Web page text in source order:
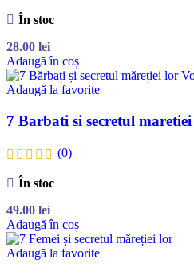
În stoc
28.00 lei
Adaugă în coș
Adaugă la favorite
7 Barbati si secretul
(0)
În stoc
49.00 lei
Adaugă în coș
Adaugă la favorite